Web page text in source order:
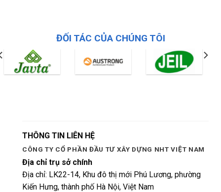
ĐỐI TÁC CỦA CHÚNG TÔI
THÔNG TIN LIÊN HỆ
CÔNG TY CỔ PHẦN ĐẦU TƯ XÂY DỰNG NHT VIỆT NAM
Địa chỉ trụ sở chính
Địa chỉ: LK22-14, Khu đô thị mới Phú Lương, phường
Kiến Hưng, thành phố Hà Nội, Việt Nam